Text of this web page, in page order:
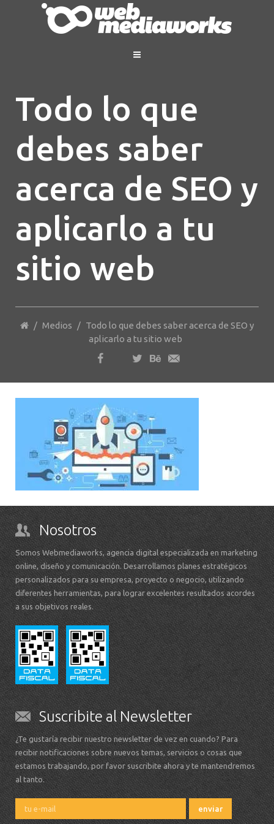
Todo lo que
debes saber
acerca de SEO y
aplicarlo a tu
sitio web
/ Medios / Todo lo que debes saber acerca de SEO y
aplicarlo a tu sitio web
Nosotros
Somos Webmediaworks, agencia digital especializada en marketing
online, diseño y comunicación. Desarrollamos planes estratégicos
personalizados para su empresa, proyecto o negocio, utilizando
diferentes herramientas, para lograr excelentes resultados acordes
a sus objetivos reales.
Suscribite al Newsletter
¿Te gustaría recibir nuestro newsletter de vez en cuando? Para
recibir notificaciones sobre nuevos temas, servicios o cosas que
estamos trabajando, por favor suscribite ahora y te mantendremos
al tanto.